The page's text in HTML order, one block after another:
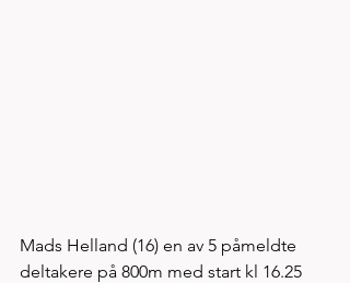
Mads Helland (16) en av 5 påmeldte
deltakere på 800m med start kl 16.25